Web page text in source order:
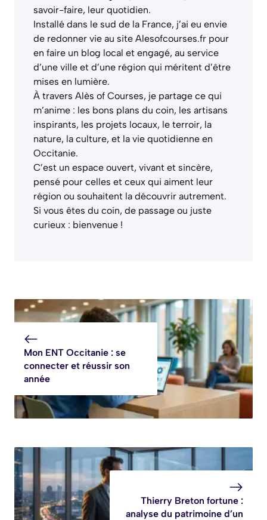
savoir-faire, leur quotidien.
Installé dans le sud de la France, j’ai eu envie
de redonner vie au site Alesofcourses.fr pour
en faire un blog local et engagé, au service
d’une ville et d’une région qui méritent d’être
mises en lumière.
À travers Alès of Courses, je partage ce qui
m’anime : les bons plans du coin, les artisans
inspirants, les projets locaux, le terroir, la
nature, la culture, et la vie quotidienne en
Occitanie.
C’est un espace ouvert, vivant et sincère,
pensé pour celles et ceux qui aiment leur
région ou souhaitent la découvrir autrement.
Si vous êtes du coin, de passage ou juste
curieux : bienvenue !
Mon ENT Occitanie : se
connecter et réussir son
année
Thierry Breton fortune :
analyse du patrimoine d’un